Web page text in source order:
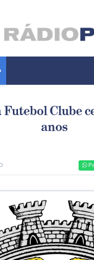
Clube
anos